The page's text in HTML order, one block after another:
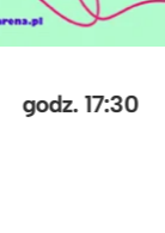
23/08/2026